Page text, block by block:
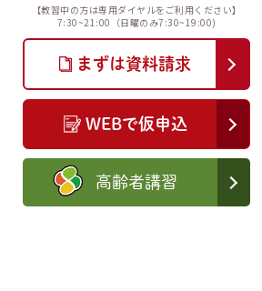
【教習中の方は専用ダイヤルをご利用ください】
7:30~21:00（日曜のみ7:30~19:00)
まずは資料請求
WEBで仮申込
高齢者講習